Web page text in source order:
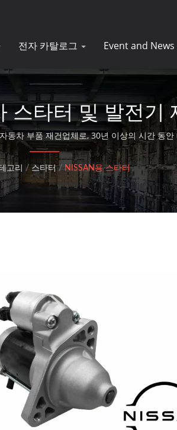
전자 카탈로그 Event and News
스타터 및 발전기
동차 부품 재건업체로, 30년 이상의 시간 동
고리 / 스타터 / NISSAN용 스타터